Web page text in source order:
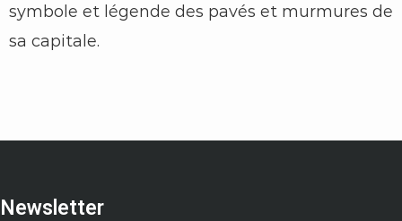
symbole et légende des pavés et murmures de
sa capitale.
Newsletter